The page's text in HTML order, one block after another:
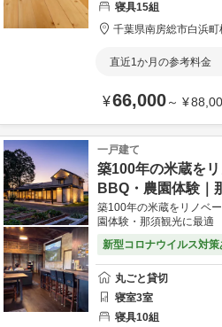
寝具15組
千葉県南房総市白浜
直近1か月の参考料金
¥66,000～ ¥
一戸建て
築100年の米蔵を
BBQ・農園体験｜
築100年の米蔵をリノベ
園体験・那須観光に最適
新型コロナウイルス対策
丸ごと貸切
寝室3室
寝具10組